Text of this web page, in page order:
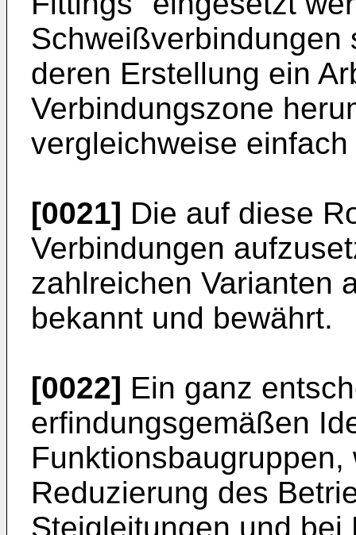
Schweißverbindungen
deren Erstellung ein
Verbindungszone
vergleichweise
[0021] Die auf diese
Verbindungen
zahlreichen Varianten
bekannt und bewährt.
[0022] Ein ganz
erfindungsgemäßen
Reduzierung des
Steigleitungen und